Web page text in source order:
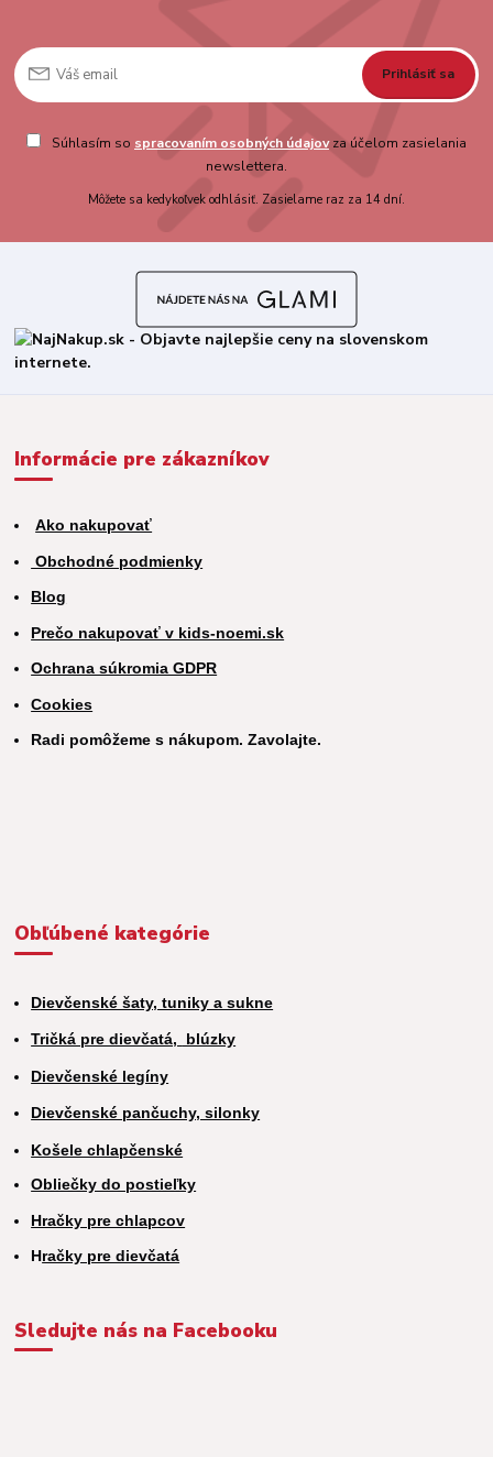
Prihlásiť sa
Súhlasím so spracovaním osobných údajovza účelom zasielania
newslettera.
Môžete sa kedykoľvek odhlásiť. Zasielame raz za 14 dní.
Informácie pre zákazníkov
Ako nakupovať
Obchodné podmienky
Blog
Prečo nakupovať v kids-noemi.sk
Ochrana súkromia GDPR
Cookies
Radi pomôžeme s nákupom. Zavolajte.
Obľúbené kategórie
Dievčenské šaty, tuniky a sukne
Tričká pre dievčatá, blúzky
Dievčenské legíny
Dievčenské pančuchy, silonky
Košele chlapčenské
Obliečky do postieľky
Hračky pre chlapcov
Hračky pre dievčatá
Sledujte nás na Facebooku